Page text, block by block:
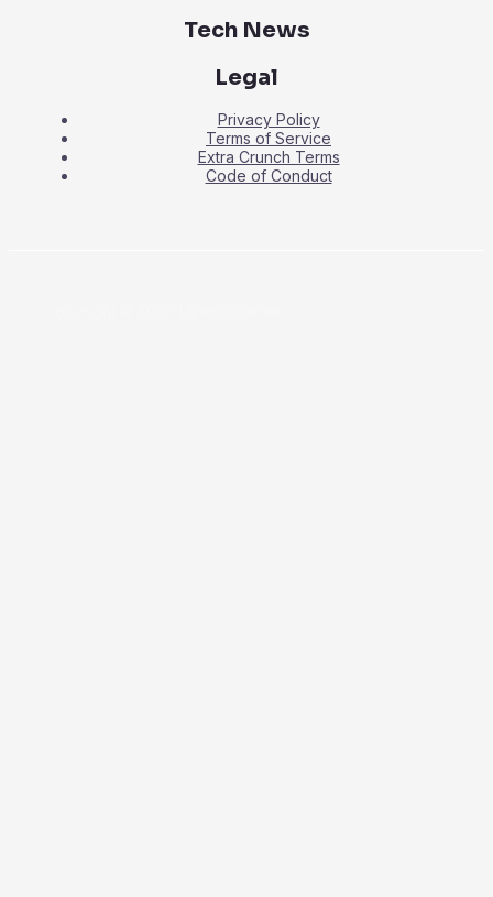
Tech News
Legal
Privacy Policy
Terms of Service
Extra Crunch Terms
Code of Conduct